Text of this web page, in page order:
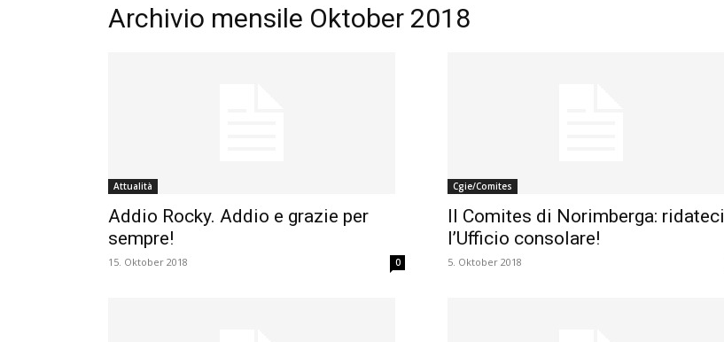
Archivio mensile Oktober 2018
Attualità
Addio Rocky. Addio e grazie per
sempre!
15. Oktober 2018 0
Cgie/Comites
Il Comites di Norimberga: ridateci
l’Ufficio consolare!
5. Oktober 2018